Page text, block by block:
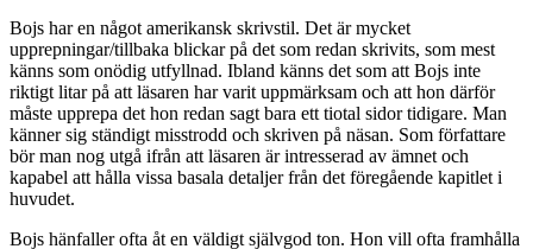
Bojs har en något amerikansk skrivstil. Det är mycket
upprepningar/tillbaka blickar på det som redan skrivits, som mest
känns som onödig utfyllnad. Ibland känns det som att Bojs inte
riktigt litar på att läsaren har varit uppmärksam och att hon därför
måste upprepa det hon redan sagt bara ett tiotal sidor tidigare. Man
känner sig ständigt misstrodd och skriven på näsan. Som författare
bör man nog utgå ifrån att läsaren är intresserad av ämnet och
kapabel att hålla vissa basala detaljer från det föregående kapitlet i
huvudet.
Bojs hänfaller ofta åt en väldigt självgod ton. Hon vill ofta framhålla